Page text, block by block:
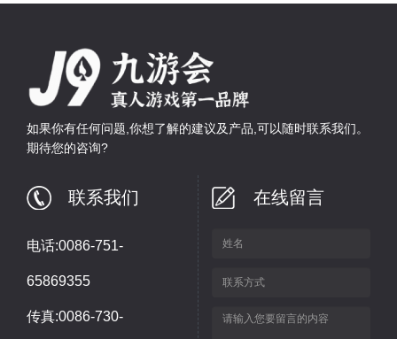
如果你有任何问题,你想了解的建议及产品,可以随时联系我们。
期待您的咨询?
联系我们
电话:0086-751-
65869355
传真:0086-730-
在线留言